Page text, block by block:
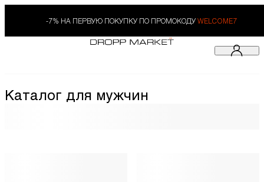
-7% НА ПЕРВУЮ ПОКУПКУ ПО ПРОМОКОДУ WELCOME7
Каталог для мужчин